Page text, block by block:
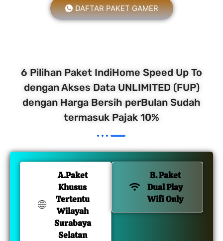
DAFTAR PAKET GAMER
6 Pilihan Paket IndiHome Speed Up To
dengan Akses Data UNLIMITED (FUP)
dengan Harga Bersih perBulan Sudah
termasuk Pajak 10%
A.Paket
Khusus
Tertentu
Wilayah
Surabaya
Selatan
B. Paket
Dual Play
Wifi Only